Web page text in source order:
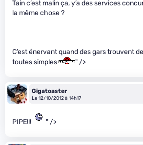
Tain c’est malin ça, y’a des services
la même chose ?
C’est énervant quand des gars trouvent
toutes simples
" />
Gigatoaster
Le 12/10/2012 à 14h17
PIPE!!! " />